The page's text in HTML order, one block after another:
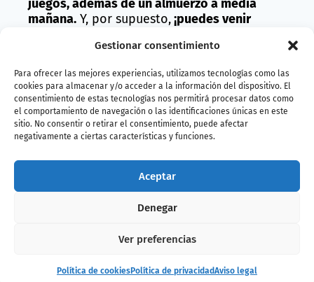
Gestionar consentimiento
Para ofrecer las mejores experiencias, utilizamos tecnologías como las
cookies para almacenar y/o acceder a la información del dispositivo. El
consentimiento de estas tecnologías nos permitirá procesar datos como
el comportamiento de navegación o las identificaciones únicas en este
sitio. No consentir o retirar el consentimiento, puede afectar
negativamente a ciertas características y funciones.
Aceptar
Denegar
Ver preferencias
Política de cookiesPolítica de privacidadAviso legal
juegos, además de un almuerzo a media
mañana. Y, por supuesto,¡puedes venir
Duración: 5 h
Fechas: 17 de febrero
Horario:entrada flexible entre las 09 h y
Precio: 25€ (descuento 10% con el Pase B!)
Incluye almuerzo a media mañana.